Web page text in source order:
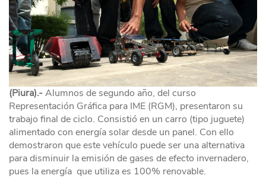
(Piura).-Alumnos de segundo año, del curso
Representación Gráfica para IME (RGM), presentaron su
trabajo final de ciclo. Consistió en un carro (tipo juguete)
alimentado con energía solar desde un panel. Con ello
demostraron que este vehículo puede ser una alternativa
para disminuir la emisión de gases de efecto invernadero,
pues la energía que utiliza es 100% renovable.